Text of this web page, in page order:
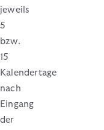
jeweils
5
bzw.
15
Kalendertage
nach
Eingang
der